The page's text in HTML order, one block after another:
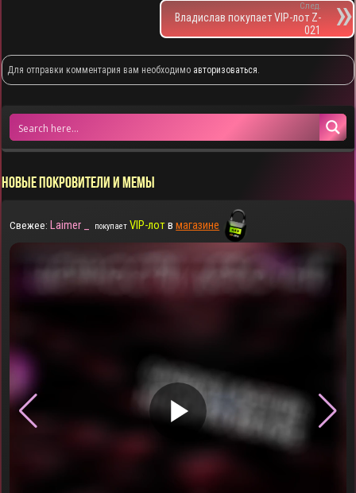
След.
Владислав покупает VIP-лот Z-
021
Для отправки комментария вам необходимо авторизоваться.
НОВЫЕ ПОКРОВИТЕЛИ И МЕМЫ
Свежее: Laimer _ покупает VIP-лотвмагазине
▶